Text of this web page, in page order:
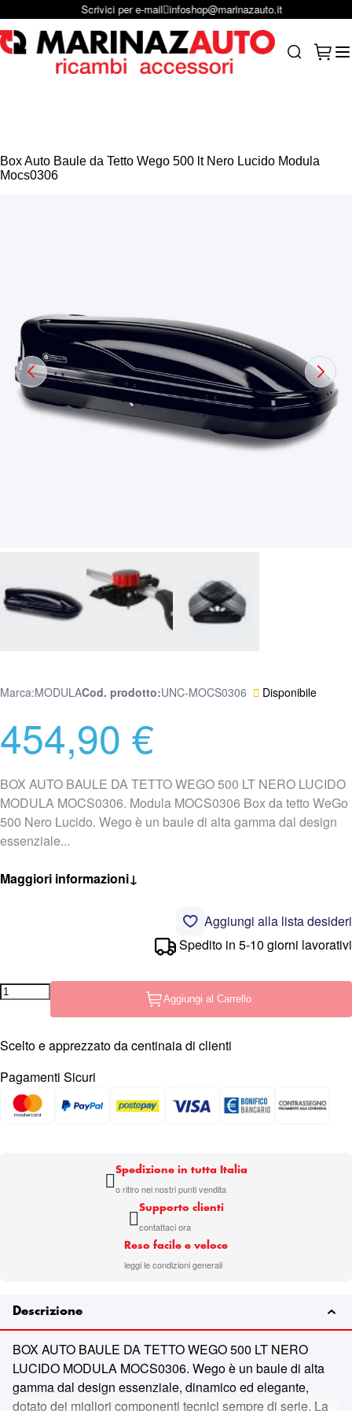
Salta al contenutoScrivici per e-mail infoshop@marinazauto.it
Box Auto Baule da Tetto Wego 500 lt Nero Lucido Modula
Mocs0306
Disponibile
Marca:MODULACod. prodotto UNC-MOCS0306
454,90 €
BOX AUTO BAULE DA TETTO WEGO 500 LT NERO LUCIDO
MODULA MOCS0306. Modula MOCS0306 Box da tetto WeGo
500 Nero Lucido. Wego è un baule di alta gamma dal design
essenziale...
Maggiori informazioni↓
Aggiungi alla lista desideri
Spedito in 5-10 giorni lavorativi
Aggiungi al Carrello
Scelto e apprezzato da centinaia di clienti
Pagamenti Sicuri
Spedizione in tutta Italia
o ritiro nei nostri punti vendita
Supporto clienti
contattaci ora
Reso facile e veloce
leggi le condizioni generali
Descrizione
BOX AUTO BAULE DA TETTO WEGO 500 LT NERO
LUCIDO MODULA MOCS0306. Wego è un baule di alta
gamma dal design essenziale, dinamico ed elegante,
dotato dei migliori componenti tecnici sempre di serie. La